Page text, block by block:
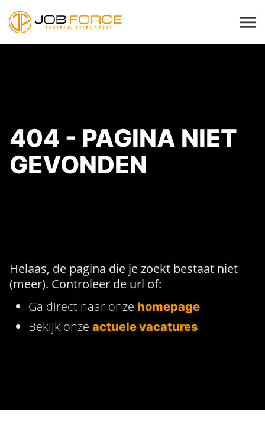
404 - PAGINA NIET
GEVONDEN
Helaas, de pagina die je zoekt bestaat niet
(meer). Controleer de url of:
Ga direct naar onze homepage
Bekijk onze actuele vacatures